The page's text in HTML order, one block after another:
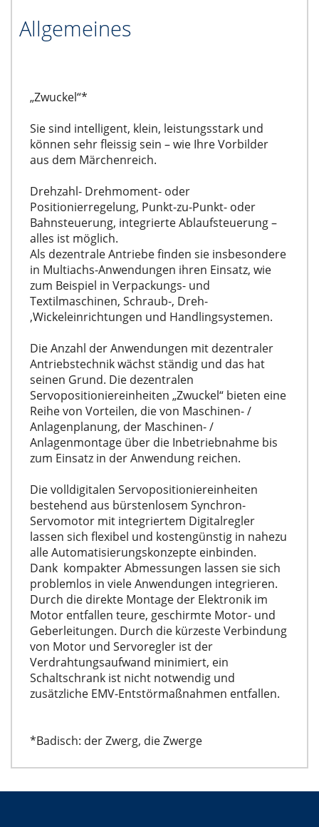
Allgemeines
„Zwuckel“*
Sie sind intelligent, klein, leistungsstark und
können sehr fleissig sein – wie Ihre Vorbilder
aus dem Märchenreich.
Drehzahl- Drehmoment- oder
Positionierregelung, Punkt-zu-Punkt- oder
Bahnsteuerung, integrierte Ablaufsteuerung –
alles ist möglich.
Als dezentrale Antriebe finden sie insbesondere
in Multiachs-Anwendungen ihren Einsatz, wie
zum Beispiel in Verpackungs- und
Textilmaschinen, Schraub-, Dreh-
,Wickeleinrichtungen und Handlingsystemen.
Die Anzahl der Anwendungen mit dezentraler
Antriebstechnik wächst ständig und das hat
seinen Grund. Die dezentralen
Servopositioniereinheiten „Zwuckel“ bieten eine
Reihe von Vorteilen, die von Maschinen- /
Anlagenplanung, der Maschinen- /
Anlagenmontage über die Inbetriebnahme bis
zum Einsatz in der Anwendung reichen.
Die volldigitalen Servopositioniereinheiten
bestehend aus bürstenlosem Synchron-
Servomotor mit integriertem Digitalregler
lassen sich flexibel und kostengünstig in nahezu
alle Automatisierungskonzepte einbinden.
Dank kompakter Abmessungen lassen sie sich
problemlos in viele Anwendungen integrieren.
Durch die direkte Montage der Elektronik im
Motor entfallen teure, geschirmte Motor- und
Geberleitungen. Durch die kürzeste Verbindung
von Motor und Servoregler ist der
Verdrahtungsaufwand minimiert, ein
Schaltschrank ist nicht notwendig und
zusätzliche EMV-Entstörmaßnahmen entfallen.
*Badisch: der Zwerg, die Zwerge